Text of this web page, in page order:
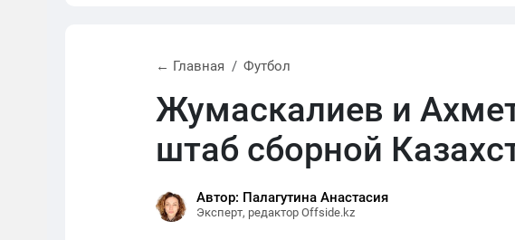
← Главная Футбол
Жумаскалиев и
штаб сборной
Автор: Палагутина Анастасия
Эксперт, редактор Offside.kz